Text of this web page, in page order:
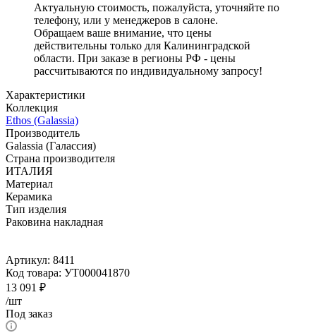
Актуальную стоимость, пожалуйста, уточняйте по
телефону, или у менеджеров в салоне.
Обращаем ваше внимание, что цены
действительны только для Калининградской
области. При заказе в регионы РФ - цены
рассчитываются по индивидуальному запросу!
Характеристики
Коллекция
Ethos (Galassia)
Производитель
Galassia (Галассия)
Страна производителя
ИТАЛИЯ
Материал
Керамика
Тип изделия
Раковина накладная
Артикул: 8411
Код товара: УТ000041870
13 091 ₽
/шт
Под заказ